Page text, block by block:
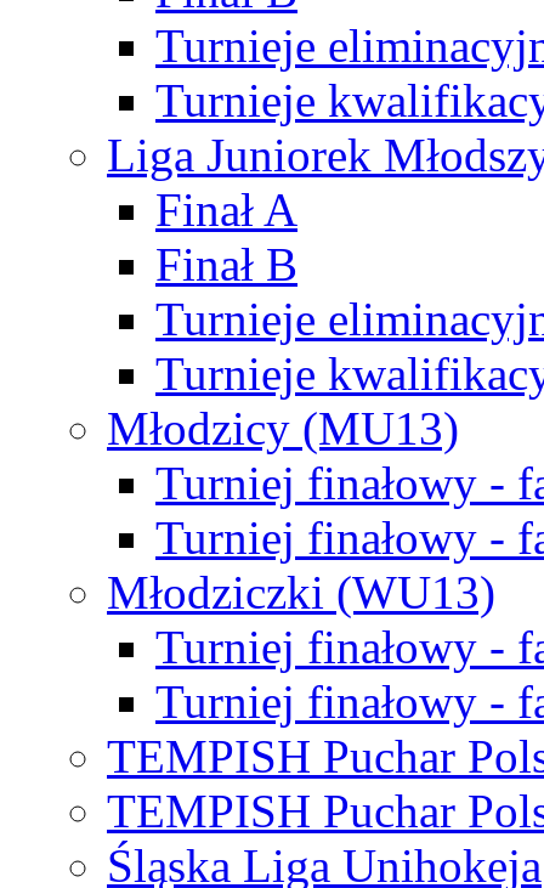
Turnieje
Turnieje
Liga Juniorek
Finał A
Finał B
Turnieje
Turnieje
Młodzicy (MU13)
Turniej finałowy -
Turniej finałowy -
Młodziczki (WU13)
Turniej finałowy -
Turniej finałowy -
TEMPISH Puchar
TEMPISH Puchar
Śląska Liga Unihokeja